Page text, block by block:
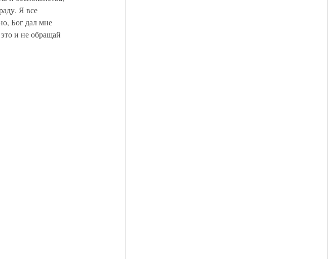
Я все
Бог дал мне
и не обращай